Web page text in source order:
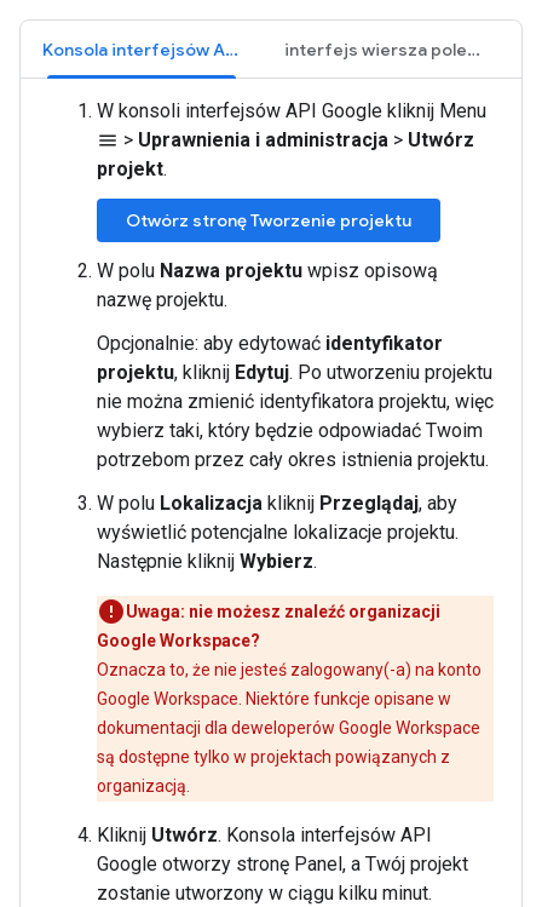
Konsola interfejsów API Google interfejs wiersza poleceń gcloud
W konsoli interfejsów API Google kliknij Menu
menu > Uprawnienia i administracja > Utwórz
projekt.
Otwórz stronę Tworzenie projektu
W polu Nazwa projektu wpisz opisową
nazwę projektu.
Opcjonalnie: aby edytować identyfikator
projektu, kliknij Edytuj. Po utworzeniu projektu
nie można zmienić identyfikatora projektu, więc
wybierz taki, który będzie odpowiadać Twoim
potrzebom przez cały okres istnienia projektu.
W polu Lokalizacja kliknij Przeglądaj, aby
wyświetlić potencjalne lokalizacje projektu.
Następnie kliknij Wybierz.
Uwaga: nie możesz znaleźć organizacji
Google Workspace?
Oznacza to, że nie jesteś zalogowany(-a) na konto
Google Workspace. Niektóre funkcje opisane w
dokumentacji dla deweloperów Google Workspace
są dostępne tylko w projektach powiązanych z
organizacją.
Kliknij Utwórz. Konsola interfejsów API
Google otworzy stronę Panel, a Twój projekt
zostanie utworzony w ciągu kilku minut.